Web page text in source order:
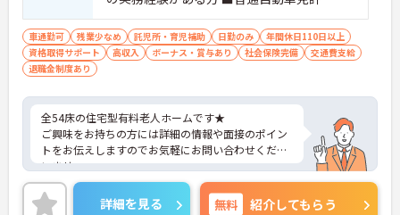
あるなど、年次にかかわらず頑張りが評価され、キ
ャリアアップを実現できる職場環境です
【働きやすい休日・残業面と、長く安心して働ける
福利厚生が魅力です】
・月9日公休に加え、夏季・冬季休暇各3日が確保さ
をつけて働くことができます。
・全社平均残業月5時間程度と、業界平均を大きく
下回る少ない残業時間を実現しています
・退職金制度（勤続3年以上）・保育手当・育児短
時間勤務・マインドフルネスプログラムなど、長期
的に安心して働き続けるための制度が充実していま
す
車通勤可 残業少なめ 託児所・育児補助 日勤のみ
年間休日110日以上
資格取得サポート
高収入 ボーナス・賞与あり 社会保険完備
交通費支給
退職金制度あり
全54床の住宅型有料老人ホームです★
ご興味をお持ちの方には詳細の情報や面接のポイン
トをお伝えしますのでお気軽にお問い合わせくださ
いませ。
詳細を見る 無料 紹介してもらう